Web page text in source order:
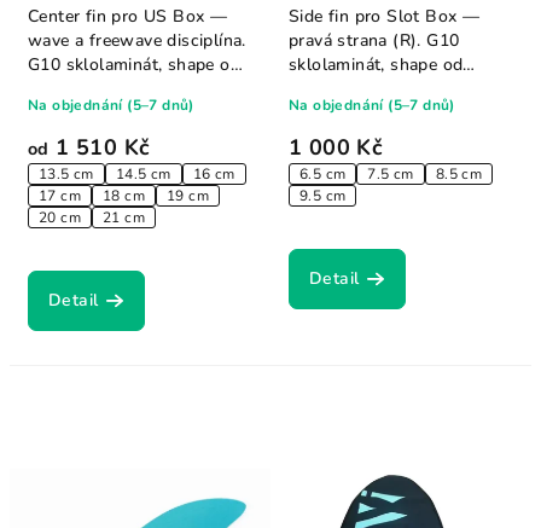
od 1 510 Kč
13.5 cm 14.5 cm
16 cm
17 cm
18 cm
19 cm
20 cm
21 cm
Na objednání (5–7 dnů)
Detail
Center fin pro US Box —
wave a freewave disciplína.
G10 sklolaminát, shape od
1 000 Kč
6.5 cm 7.5 cm
8.5 cm
9.5 cm
Na objednání (5–7 dnů)
Detail
Side fin pro Slot Box —
pravá strana (R). G10
sklolaminát, shape od